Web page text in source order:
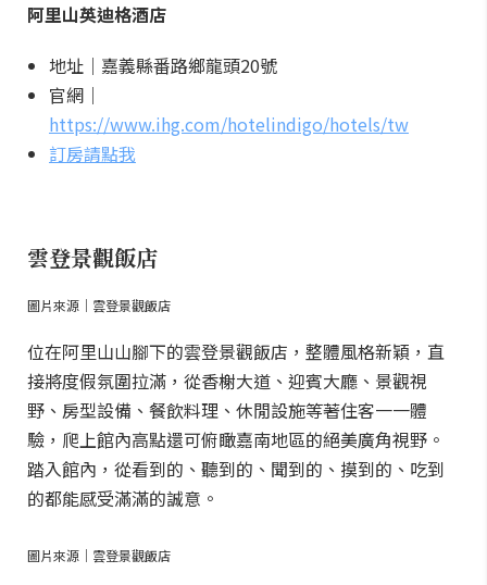
阿里山英迪格酒店
地址｜嘉義縣番路鄉龍頭20號
官網｜
https://www.ihg.com/hotelindigo/hotels/tw
訂房請點我
雲登景觀飯店
圖片來源｜雲登景觀飯店
位在阿里山山腳下的雲登景觀飯店，整體風格新穎，直
接將度假氛圍拉滿，從香榭大道、迎賓大廳、景觀視
野、房型設備、餐飲料理、休閒設施等著住客一一體
驗，爬上館內高點還可俯瞰嘉南地區的絕美廣角視野。
踏入館內，從看到的、聽到的、聞到的、摸到的、吃到
的都能感受滿滿的誠意。
圖片來源｜雲登景觀飯店